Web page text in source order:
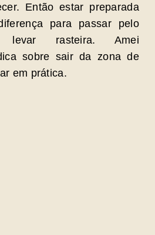
Então estar preparada
para passar pelo
levar rasteira. Amei
sobre sair da zona de
em prática.